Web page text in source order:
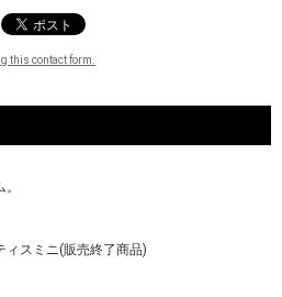
this contact form.
ィスミニ(販売終了商品)